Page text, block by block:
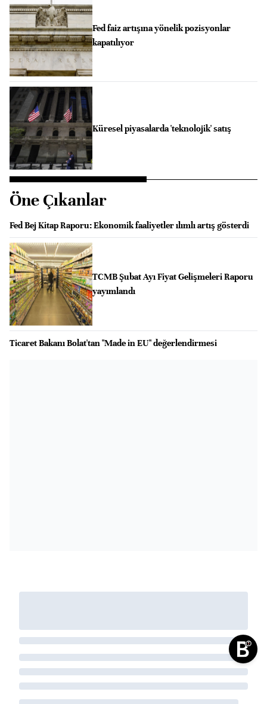
Fed faiz artışına yönelik pozisyonlar
kapatılıyor
Küresel piyasalarda 'teknolojik' satış
Öne Çıkanlar
Fed Bej Kitap Raporu: Ekonomik faaliyetler ılımlı artış gösterdi
TCMB Şubat Ayı Fiyat Gelişmeleri Raporu
yayımlandı
Ticaret Bakanı Bolat'tan "Made in EU" değerlendirmesi